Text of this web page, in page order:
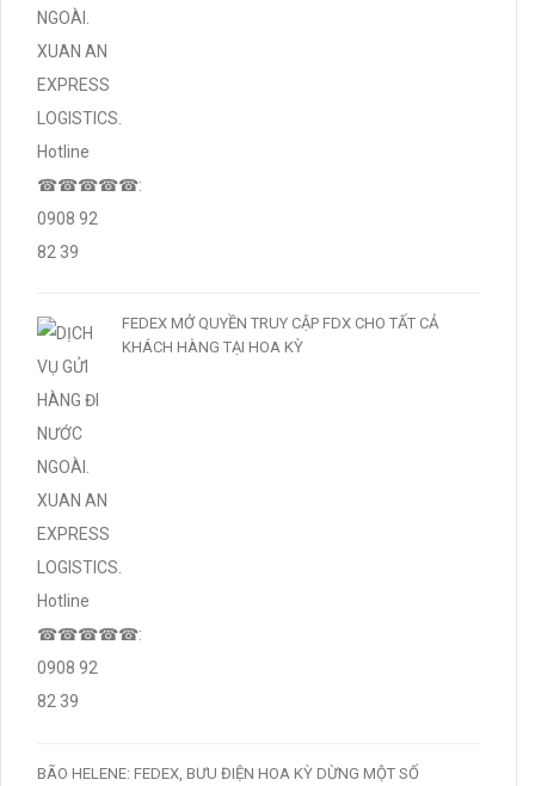
FEDEX MỞ QUYỀN TRUY CẬP FDX CHO TẤT CẢ
KHÁCH HÀNG TẠI HOA KỲ
BÃO HELENE: FEDEX, BƯU ĐIỆN HOA KỲ DỪNG MỘT SỐ